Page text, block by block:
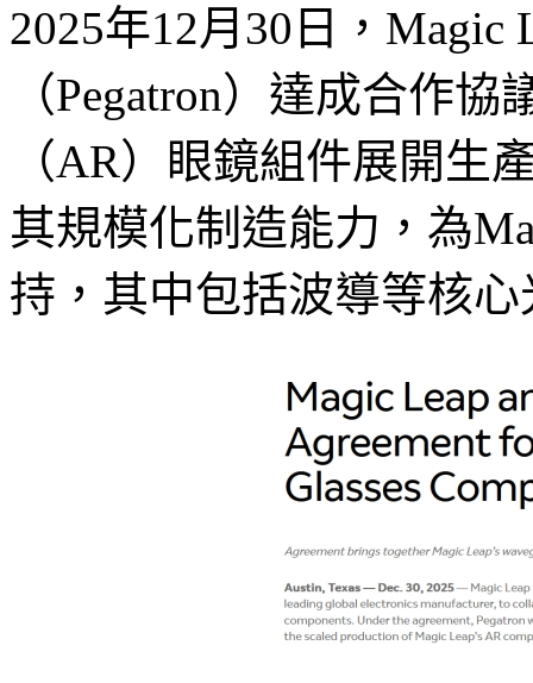
2025年12月30日，Magic
（Pegatron）達成合作
（AR）眼鏡組件展開生
其規模化制造能力，為
持，其中包括波導等核